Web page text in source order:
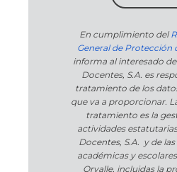
En cumplimiento del
General de Protección
informa al interesado
Docentes, S.A. es
tratamiento de los
que va a proporcionar.
tratamiento es la
actividades
Docentes, S.A. y de
académicas y
Orvalle, incluidas la